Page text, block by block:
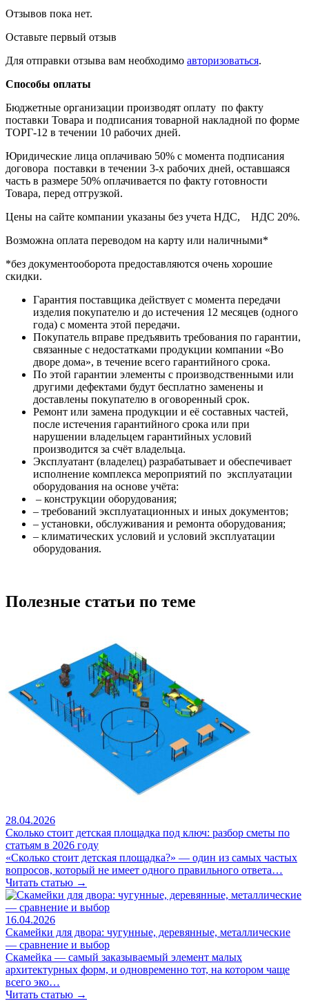
Отзывов пока нет.
Оставьте первый отзыв
Для отправки отзыва вам необходимо авторизоваться.
Способы оплаты
Бюджетные организации производят оплату по факту
поставки Товара и подписания товарной накладной по форме
ТОРГ-12 в течении 10 рабочих дней.
Юридические лица оплачиваю 50% с момента подписания
договора поставки в течении 3-х рабочих дней, оставшаяся
часть в размере 50% оплачивается по факту готовности
Товара, перед отгрузкой.
Цены на сайте компании указаны без учета НДС, НДС 20%.
Возможна оплата переводом на карту или наличными*
*без документооборота предоставляются очень хорошие
скидки.
Гарантия поставщика действует с момента передачи
изделия покупателю и до истечения 12 месяцев (одного
года) с момента этой передачи.
Покупатель вправе предъявить требования по гарантии,
связанные с недостатками продукции компании «Во
дворе дома», в течение всего гарантийного срока.
По этой гарантии элементы с производственными или
другими дефектами будут бесплатно заменены и
доставлены покупателю в оговоренный срок.
Ремонт или замена продукции и её составных частей,
после истечения гарантийного срока или при
нарушении владельцем гарантийных условий
производится за счёт владельца.
Эксплуатант (владелец) разрабатывает и обеспечивает
исполнение комплекса мероприятий по эксплуатации
оборудования на основе учёта:
– конструкции оборудования;
– требований эксплуатационных и иных документов;
– установки, обслуживания и ремонта оборудования;
– климатических условий и условий эксплуатации
оборудования.
Полезные статьи по теме
28.04.2026
Сколько стоит детская площадка под ключ: разбор сметы по
статьям в 2026 году
«Сколько стоит детская площадка?» — один из самых частых
вопросов, который не имеет одного правильного ответа…
Читать статью →
16.04.2026
Скамейки для двора: чугунные, деревянные, металлические
— сравнение и выбор
Скамейка — самый заказываемый элемент малых
архитектурных форм, и одновременно тот, на котором чаще
всего эко…
Читать статью →